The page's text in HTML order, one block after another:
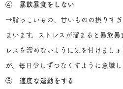
④ 暴飲暴食をしない
→脂っこいもの、甘いものの摂りす
まいます。ストレスが溜まると暴飲
レスを溜めないように気を付けまし
が、毎日少しずつなくすように意識し
⑤ 適度な運動をする